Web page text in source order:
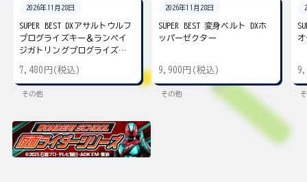
2026年11月28日
SUPER BEST DXアサルトウルフ
プログライズキー＆ランペイ
ジガトリングプログライズキ
7,480円(税込)
その他
2026年11月28日
SUPER BEST 変身ベルト DXホ
ッパーゼクター
9,900円(税込)
その他